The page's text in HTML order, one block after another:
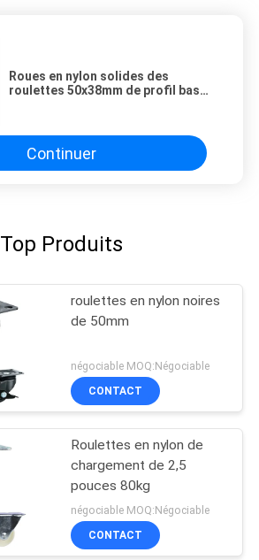
Roues en nylon solides des
roulettes 50x38mm de profil bas
Continuer
Top Produits
roulettes en nylon noires
de 50mm
négociable MOQ:Négociable
CONTACT
Roulettes en nylon de
chargement de 2,5
pouces 80kg
négociable MOQ:Négociable
CONTACT